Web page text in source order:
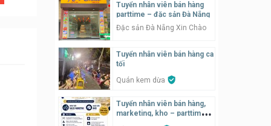
Tuyển nhân viên bán hàng
parttime – đặc sản Đà Nẵng
Đặc sản Đà Nẵng Xin Chào
Tuyển nhân viên bán hàng ca
tối
Quán kem dừa
Tuyển nhân viên bán hàng,
marketing, kho – parttime,